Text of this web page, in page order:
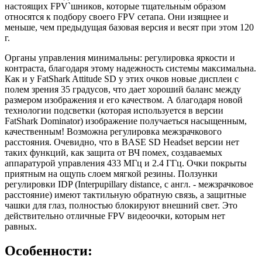
настоящих FPV`шников, которые тщательным образом
относятся к подбору своего FPV сетапа. Они изящнее и
меньше, чем предыдущая базовая версия и весят при этом 120
г.
Органы управления минимальны: регулировка яркости и
контраста, благодаря этому надежность системы максимальна.
Как и у FatShark Attitude SD у этих очков новые дисплеи с
полем зрения 35 градусов, что дает хороший баланс между
размером изображения и его качеством. А благодаря новой
технологии подсветки (которая используется в версии
FatShark Dominator) изображение получаеться насыщенным,
качественным! Возможна регулировка межзрачкового
расстояния. Очевидно, что в BASE SD Headset версии нет
таких функций, как защита от ВЧ помех, создаваемых
аппаратурой управления 433 МГц и 2.4 ГГц. Очки покрыты
приятным на ощупь слоем мягкой резины. Ползунки
регулировки IDP (Interpupillary distance, с англ. - межзрачковое
расстояние) имеют тактильную обратную связь, а защитные
чашки для глаз, полностью блокируют внешний свет. Это
действительно отличные FPV видеоочки, которым нет
равных.
Особенности: